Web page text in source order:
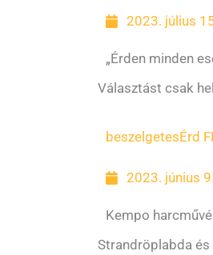
2023. július
„Érden minden
Választást csak
beszelgetesÉrd
2023. június
Kempo
Strandröplabda